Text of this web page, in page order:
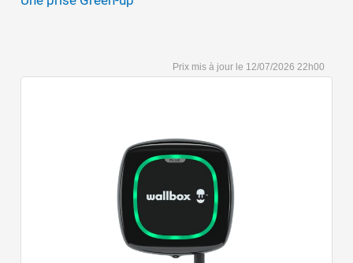
12/07/2026 22h00